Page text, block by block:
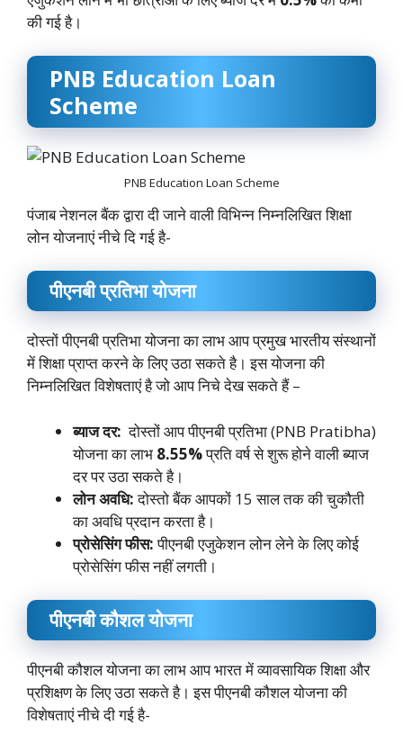
की गई है।
PNB Education Loan
Scheme
PNB Education Loan Scheme
पंजाब नेशनल बैंक द्वारा दी जाने वाली विभिन्न निम्नलिखित शिक्षा
लोन योजनाएं नीचे दि गई है-
पीएनबी प्रतिभा योजना
दोस्तों पीएनबी प्रतिभा योजना का लाभ आप प्रमुख भारतीय संस्थानों
में शिक्षा प्राप्त करने के लिए उठा सकते है। इस योजना की
निम्नलिखित विशेषताएं है जो आप निचे देख सकते हैं –
ब्याज दर: दोस्तों आप पीएनबी प्रतिभा (PNB Pratibha)
योजना का लाभ 8.55%प्रति वर्ष से शुरू होने वाली ब्याज
दर पर उठा सकते है।
लोन अवधि:दोस्तो बैंक आपकों 15 साल तक की चुकौती
का अवधि प्रदान करता है।
प्रोसेसिंग फीस:पीएनबी एजुकेशन लोन लेने के लिए कोई
प्रोसेसिंग फीस नहीं लगती।
पीएनबी कौशल योजना
पीएनबी कौशल योजना का लाभ आप भारत में व्यावसायिक शिक्षा और
प्रशिक्षण के लिए उठा सकते है। इस पीएनबी कौशल योजना की
विशेषताएं नीचे दी गई है-